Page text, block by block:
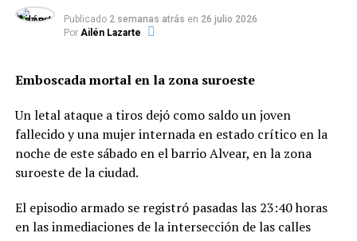
El envío del nuevo Código Penal se articula con otras
asigna a los fiscales la dirección de las investigaciones y
de imputabilidad.
“Cumplimos con el mandato social de terminar con la
inseguridad”, señala el mensaje institucional que
víctimas y busca una respuesta penal más estricta por
parte del Estado.
Publicado 2 semanas atrás en 26 julio 2026
Por Ailén Lazarte
Emboscada mortal en la zona suroeste
Un letal ataque a tiros dejó como saldo un joven
fallecido y una mujer internada en estado crítico en la
noche de este sábado en el barrio Alvear, en la zona
suroeste de la ciudad.
El episodio armado se registró pasadas las 23:40 horas
en las inmediaciones de la intersección de las calles